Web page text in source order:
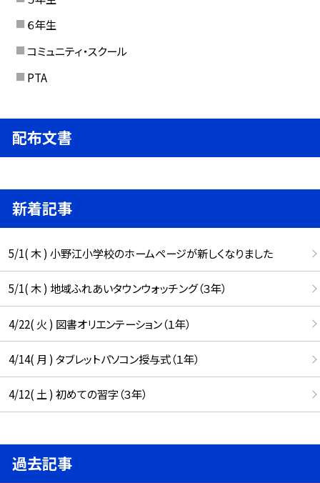
６年生
コミュニティ・スクール
PTA
配布文書
新着記事
5/1( 木 ) 小野江小学校のホームページが新しくなりました
5/1( 木 ) 地域ふれあいタウンウォッチング（３年）
4/22( 火 ) 図書オリエンテーション（１年）
4/14( 月 ) タブレットパソコン授与式（１年）
4/12( 土 ) 初めての習字（３年）
過去記事